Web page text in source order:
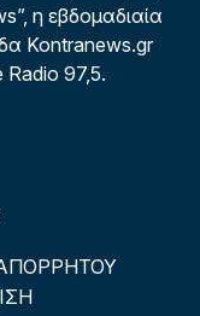
η εβδομαδιαία
Kontranews.gr
97,5.